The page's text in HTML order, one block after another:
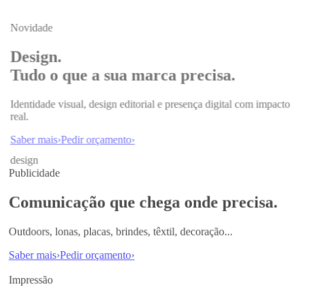
Novidade
Design.
Tudo o que a sua marca precisa.
Identidade visual, design editorial e presença digital com impacto
real.
Saber mais›Pedir orçamento›
design
Publicidade
Comunicação que chega onde precisa.
Outdoors, lonas, placas, brindes, têxtil, decoração...
Saber mais›Pedir orçamento›
Impressão